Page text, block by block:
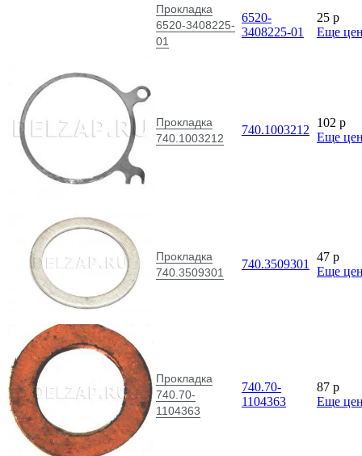
Прокладка
6520-3408225-
01
6520-
3408225-01
25 p
Еще
Прокладка
740.1003212
740.1003212
102 p
Еще
Прокладка
740.3509301
740.3509301
47 p
Еще
Прокладка
740.70-
1104363
740.70-
1104363
87 p
Еще